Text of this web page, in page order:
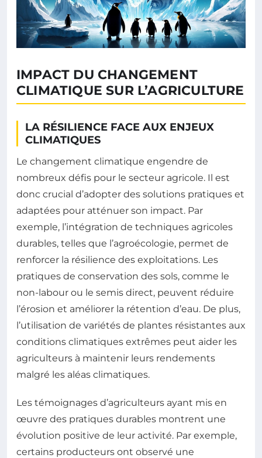
IMPACT DU CHANGEMENT
CLIMATIQUE SUR L’AGRICULTURE
LA RÉSILIENCE FACE AUX ENJEUX
CLIMATIQUES
Le changement climatique engendre de
nombreux défis pour le secteur agricole. Il est
donc crucial d’adopter des solutions pratiques et
adaptées pour atténuer son impact. Par
exemple, l’intégration de techniques agricoles
durables, telles que l’agroécologie, permet de
renforcer la résilience des exploitations. Les
pratiques de conservation des sols, comme le
non-labour ou le semis direct, peuvent réduire
l’érosion et améliorer la rétention d’eau. De plus,
l’utilisation de variétés de plantes résistantes aux
conditions climatiques extrêmes peut aider les
agriculteurs à maintenir leurs rendements
malgré les aléas climatiques.
Les témoignages d’agriculteurs ayant mis en
œuvre des pratiques durables montrent une
évolution positive de leur activité. Par exemple,
certains producteurs ont observé une